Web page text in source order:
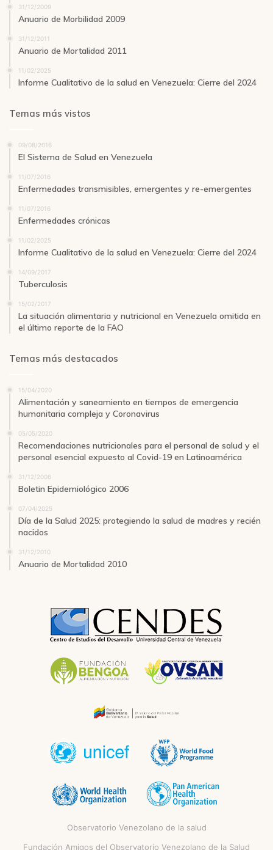
31/12/2009
Anuario de Morbilidad 2009
31/12/2011
Anuario de Mortalidad 2011
11/02/2025
Informe Cualitativo de la salud en Venezuela: Cierre del 2024
Temas más vistos
09/08/2016
El Sistema de Salud en Venezuela
11/07/2016
Enfermedades transmisibles, emergentes y re-emergentes
11/07/2016
Enfermedades crónicas
11/02/2025
Informe Cualitativo de la salud en Venezuela: Cierre del 2024
14/09/2017
Tuberculosis
15/02/2017
La situación alimentaria y nutricional en Venezuela omitida en
el último reporte de la FAO
Temas más destacados
15/04/2020
Alimentación y saneamiento en tiempos de emergencia
humanitaria compleja y Coronavirus
05/05/2020
Recomendaciones nutricionales para el personal de salud y el
personal esencial expuesto al Covid-19 en Latinoamérica
31/12/2006
Boletin Epidemiológico 2006
07/04/2025
Día de la Salud 2025: protegiendo la salud de madres y recién
nacidos
31/12/2010
Anuario de Mortalidad 2010
Observatorio Venezolano de la salud
Fundación Amigos del Observatorio Venezolano de la Salud